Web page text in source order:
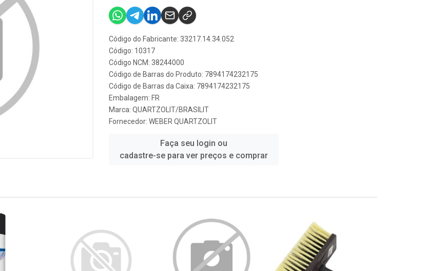
Código do Fabricante: 33217.14.34.052
Código: 10317
Código NCM: 38244000
Código de Barras do Produto: 7894174232175
Código de Barras da Caixa: 7894174232175
Embalagem: FR
Marca: QUARTZOLIT/BRASILIT
Fornecedor: WEBER QUARTZOLIT
Faça seu login ou
cadastre-se para ver preços e comprar